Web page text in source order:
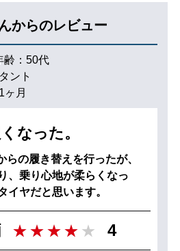
からのレビュー
齢： 50代
ント
1ヶ月
なった。
の履き替えを行ったが、
、乗り心地が柔らくなっ
イヤだと思います。
4